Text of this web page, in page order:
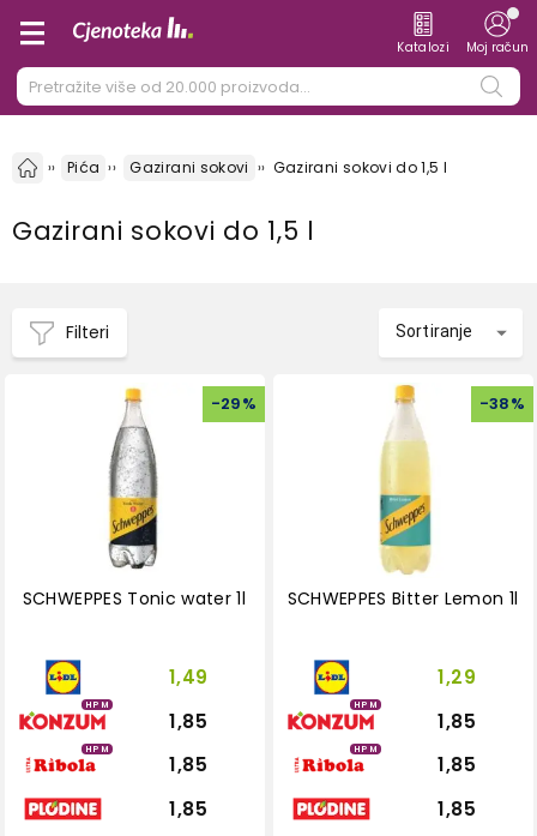
Katalozi Moj račun
Pića Gazirani sokovi Gazirani sokovi do 1,5 l
Gazirani sokovi do 1,5 l
Filteri Sortiranje
-29%
SCHWEPPES Tonic water 1l
1,49
HPM
1,85
HPM
1,85
1,85
-38%
SCHWEPPES Bitter Lemon 1l
1,29
HPM
1,85
HPM
1,85
1,85